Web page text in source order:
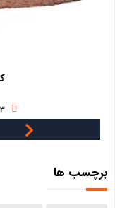
بدون
برچسب ها